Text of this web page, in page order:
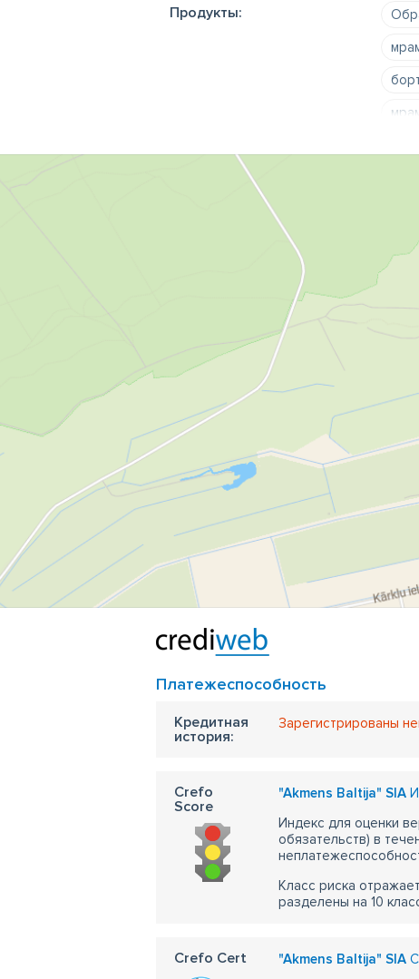
Продукты:
Платежеспособность
Кредитная
история:
Зарегистрированы
Crefo
Score
"Akmens Baltija" SIA
Индекс для оценки
обязательств) в
Класс риска
разделены на 10
Crefo Cert "Akmens Baltija" SIA